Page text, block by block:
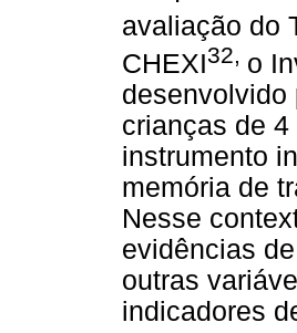
avaliação do
CHEXI32, o
desenvolvido
crianças de
instrumento
memória de
Nesse
evidências
outras
indicadores